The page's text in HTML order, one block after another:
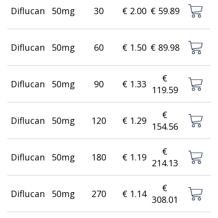
Diflucan 50mg 30 € 2.00 € 59.89
Diflucan 50mg 60 € 1.50 € 89.98
Diflucan 50mg 90 € 1.33
€
119.59
Diflucan 50mg 120 € 1.29
€
154.56
Diflucan 50mg 180 € 1.19
€
214.13
Diflucan 50mg 270 € 1.14
€
308.01